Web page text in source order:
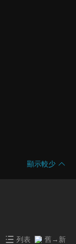
顯示較少
列表 舊→新